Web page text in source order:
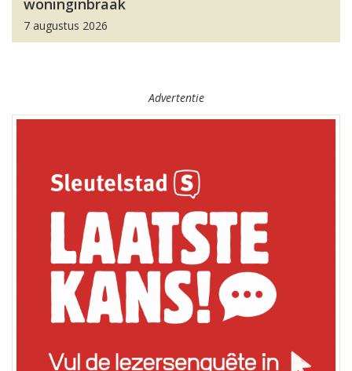
woninginbraak
7 augustus 2026
Advertentie